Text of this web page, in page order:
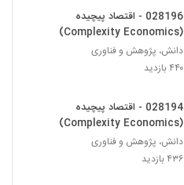
028225 - مدیریت زیست محیطی
028226 - مدیریت زیست محیطی
028227 - مدیریت زیست محیطی
028196 - اقتصاد پیچیده
(Complexity Economics)
دانش، پژوهش و فناوری
۴۴۰ بازدید
028194 - اقتصاد پیچیده
(Complexity Economics)
دانش، پژوهش و فناوری
۴۳۶ بازدید